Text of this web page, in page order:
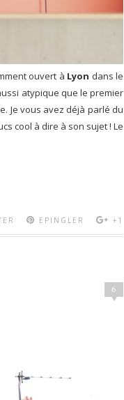
ouvert à Lyon dans le
atypique que le premier
Je vous avez déjà parlé du
cool à dire à son sujet ! Le
EPINGLER +1
6